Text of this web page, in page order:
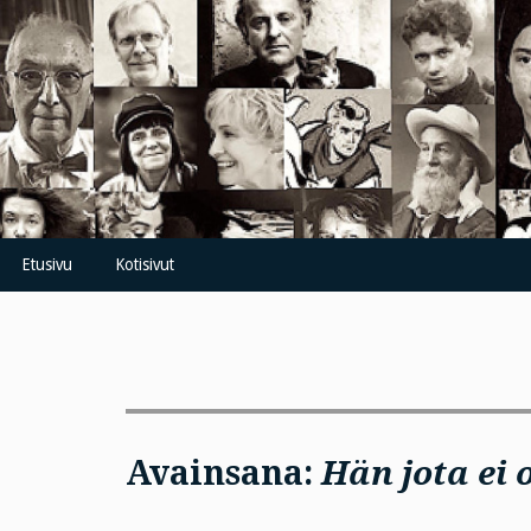
Skip
to
content
Etusivu Kotisivut
Avainsana:Hän jota ei